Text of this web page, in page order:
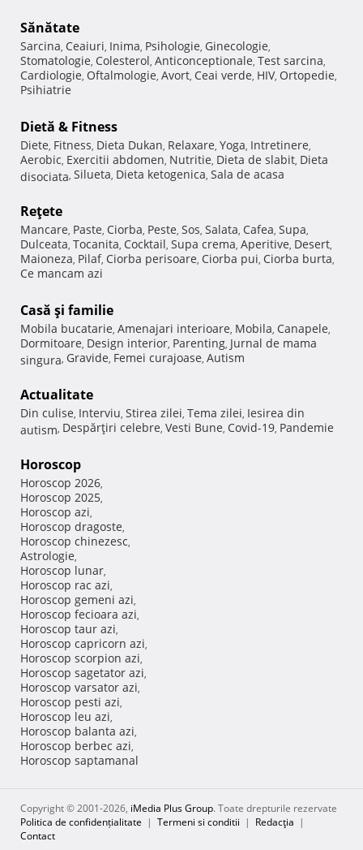
Sănătate
Sarcina, Ceaiuri, Inima, Psihologie, Ginecologie,
Stomatologie, Colesterol, Anticonceptionale, Test sarcina,
Cardiologie, Oftalmologie, Avort, Ceai verde, HIV, Ortopedie,
Psihiatrie
Dietă & Fitness
Diete, Fitness, Dieta Dukan, Relaxare, Yoga, Intretinere,
Aerobic, Exercitii abdomen, Nutritie, Dieta de slabit, Dieta
disociata, Silueta, Dieta ketogenica, Sala de acasa
Reţete
Mancare, Paste, Ciorba, Peste, Sos, Salata, Cafea, Supa,
Dulceata, Tocanita, Cocktail, Supa crema, Aperitive, Desert,
Maioneza, Pilaf, Ciorba perisoare, Ciorba pui, Ciorba burta,
Ce mancam azi
Casă şi familie
Mobila bucatarie, Amenajari interioare, Mobila, Canapele,
Dormitoare, Design interior, Parenting, Jurnal de mama
singura, Gravide, Femei curajoase, Autism
Actualitate
Din culise, Interviu, Stirea zilei, Tema zilei, Iesirea din
autism, Despărţiri celebre, Vesti Bune, Covid-19, Pandemie
Horoscop
Horoscop 2026,
Horoscop 2025,
Horoscop azi,
Horoscop dragoste,
Horoscop chinezesc,
Astrologie,
Horoscop lunar,
Horoscop rac azi,
Horoscop gemeni azi,
Horoscop fecioara azi,
Horoscop taur azi,
Horoscop capricorn azi,
Horoscop scorpion azi,
Horoscop sagetator azi,
Horoscop varsator azi,
Horoscop pesti azi,
Horoscop leu azi,
Horoscop balanta azi,
Horoscop berbec azi,
Horoscop saptamanal
Copyright © 2001-2026, iMedia Plus Group. Toate drepturile rezervate
Politica de confidențialitate | Termeni si conditii | Redacţia |
Contact